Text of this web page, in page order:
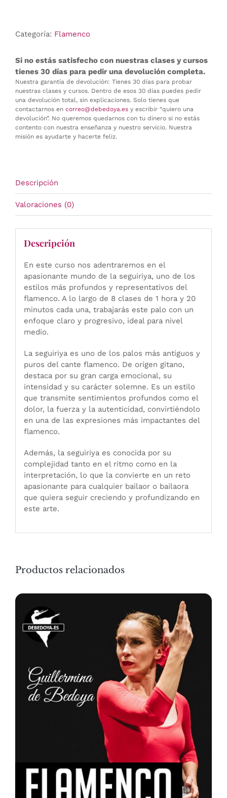
Categoría: Flamenco
Si no estás satisfecho con nuestras clases y cursos
tienes 30 días para pedir una devolución completa.
Nuestra garantía de devolución: Tienes 30 días para probar
nuestras clases y cursos. Dentro de esos 30 días puedes pedir
una devolución total, sin explicaciones. Solo tienes que
contactarnos en correo@debedoya.es y escribir “quiero una
devolución”. No queremos quedarnos con tu dinero si no estás
contento con nuestra enseñanza y nuestro servicio. Nuestra
misión es ayudarte y hacerte feliz.
Descripción
Valoraciones (0)
Descripción
En este curso nos adentraremos en el
apasionante mundo de la seguiriya, uno de los
estilos más profundos y representativos del
flamenco. A lo largo de 8 clases de 1 hora y 20
minutos cada una, trabajarás este palo con un
enfoque claro y progresivo, ideal para nivel
medio.
La seguiriya es uno de los palos más antiguos y
puros del cante flamenco. De origen gitano,
destaca por su gran carga emocional, su
intensidad y su carácter solemne. Es un estilo
que transmite sentimientos profundos como el
dolor, la fuerza y la autenticidad, convirtiéndolo
en una de las expresiones más impactantes del
flamenco.
Además, la seguiriya es conocida por su
complejidad tanto en el ritmo como en la
interpretación, lo que la convierte en un reto
apasionante para cualquier bailaor o bailaora
que quiera seguir creciendo y profundizando en
este arte.
Productos relacionados